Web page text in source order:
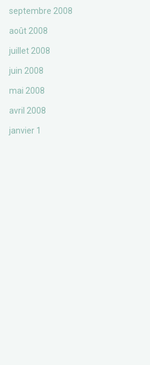
septembre 2008
août 2008
juillet 2008
juin 2008
mai 2008
avril 2008
janvier 1